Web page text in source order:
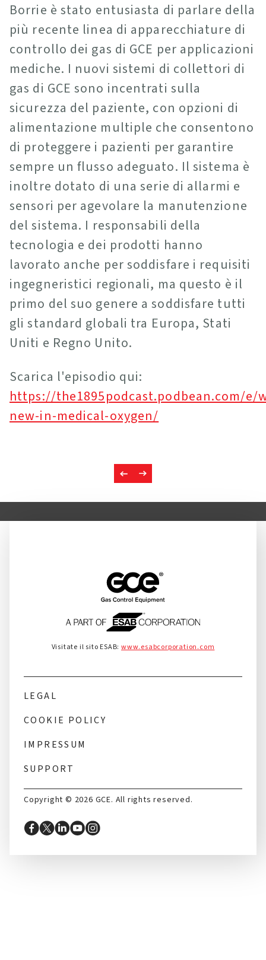
Borrie è stato entusiasta di parlare della
più recente linea di apparecchiature di
controllo dei gas di GCE per applicazioni
mediche. I nuovi sistemi di collettori di
gas di GCE sono incentrati sulla
sicurezza del paziente, con opzioni di
alimentazione multiple che consentono
di proteggere i pazienti per garantire
sempre un flusso adeguato. Il sistema è
inoltre dotato di una serie di allarmi e
sensori per agevolare la manutenzione
del sistema. I responsabili della
tecnologia e dei prodotti hanno
lavorato anche per soddisfare i requisiti
ingegneristici regionali, ma questo è il
primo del suo genere a soddisfare tutti
gli standard globali tra Europa, Stati
Uniti e Regno Unito.
Scarica l'episodio qui:
https://the1895podcast.podbean.com/e/
new-in-medical-oxygen/
Copyright © 2026 GCE. All rights reserved.
Visitate il sito ESAB: www.esabcorporation.com
LEGAL
COOKIE POLICY
IMPRESSUM
SUPPORT